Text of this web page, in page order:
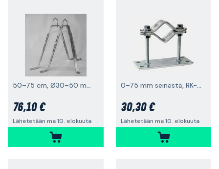
50–75 cm, Ø30–50 mm:n putkelle
76,10 €
Lähetetään ma 10. elokuuta
0–75 mm seinästä, RK-50/76
30,30 €
Lähetetään ma 10. elokuuta